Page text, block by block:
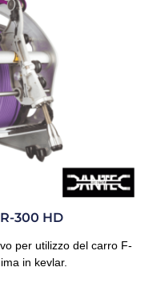
300 HD
per utilizzo del carro F-
in kevlar.